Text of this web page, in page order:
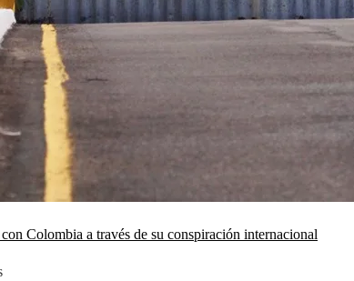
Colombia a través de su conspiración internacional